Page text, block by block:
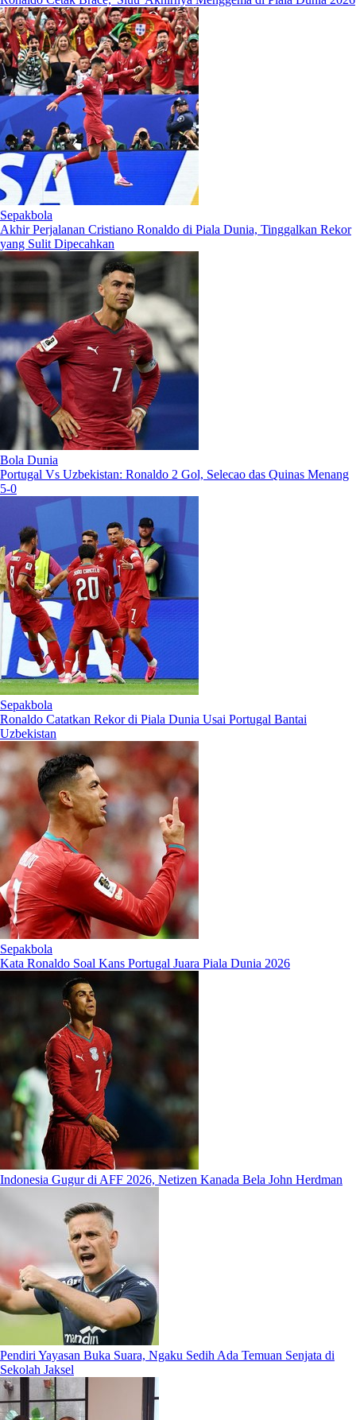
Sepakbola
Akhir Perjalanan Cristiano Ronaldo di Piala Dunia, Tinggalkan Rekor
yang Sulit Dipecahkan
Bola Dunia
Portugal Vs Uzbekistan: Ronaldo 2 Gol, Selecao das Quinas Menang
5-0
Sepakbola
Ronaldo Catatkan Rekor di Piala Dunia Usai Portugal Bantai
Uzbekistan
Sepakbola
Kata Ronaldo Soal Kans Portugal Juara Piala Dunia 2026
Indonesia Gugur di AFF 2026, Netizen Kanada Bela John Herdman
Pendiri Yayasan Buka Suara, Ngaku Sedih Ada Temuan Senjata di
Sekolah Jaksel